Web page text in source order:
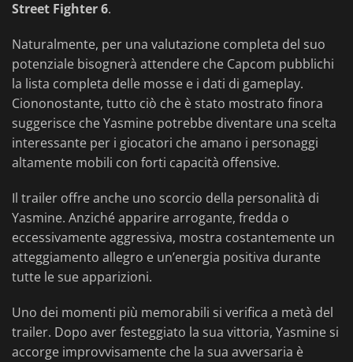
Street Fighter 6.
Naturalmente, per una valutazione completa del suo
potenziale bisognerà attendere che Capcom pubblichi
la lista completa delle mosse e i dati di gameplay.
Ciononostante, tutto ciò che è stato mostrato finora
suggerisce che Yasmine potrebbe diventare una scelta
interessante per i giocatori che amano i personaggi
altamente mobili con forti capacità offensive.
Il trailer offre anche uno scorcio della personalità di
Yasmine. Anziché apparire arrogante, fredda o
eccessivamente aggressiva, mostra costantemente un
atteggiamento allegro e un’energia positiva durante
tutte le sue apparizioni.
Uno dei momenti più memorabili si verifica a metà del
trailer. Dopo aver festeggiato la sua vittoria, Yasmine si
accorge improvvisamente che la sua avversaria è